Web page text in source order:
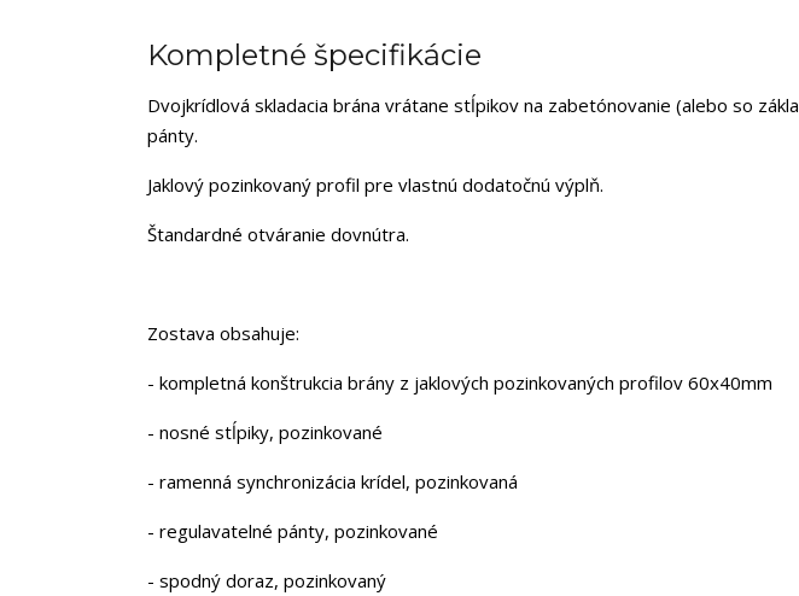
Kompletné špecifikácie
Dvojkrídlová skladacia brána vrátane stĺpikov na zabetónovanie (alebo so
pánty.
Jaklový pozinkovaný profil pre vlastnú dodatočnú výplň.
Štandardné otváranie dovnútra.
Zostava obsahuje:
- kompletná konštrukcia brány z jaklových pozinkovaných profilov 60x40mm
- nosné stĺpiky, pozinkované
- ramenná synchronizácia krídel, pozinkovaná
- regulavatelné pánty, pozinkované
- spodný doraz, pozinkovaný